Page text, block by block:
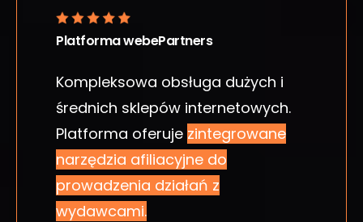
Platforma webePartners
Kompleksowa obsługa dużych i
średnich sklepów internetowych.
Platforma oferuje zintegrowane
narzędzia afiliacyjne do
prowadzenia działań z
wydawcami.